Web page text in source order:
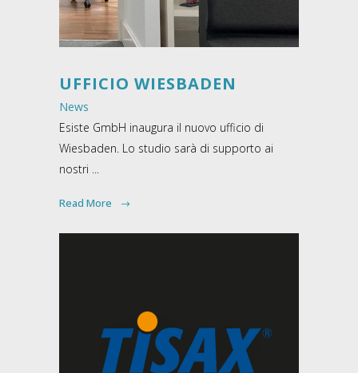
UFFICIO WIESBADEN
News
Esiste GmbH inaugura il nuovo ufficio di
Wiesbaden. Lo studio sarà di supporto ai
nostri ...
Read More